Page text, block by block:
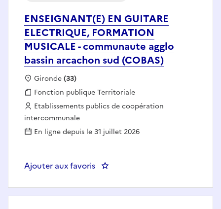
ENSEIGNANT(E) EN GUITARE
ELECTRIQUE, FORMATION
MUSICALE - communaute agglo
bassin arcachon sud (COBAS)
Localisation :
Gironde(33)
Fonction publique :
Fonction publique Territoriale
Employeur :
Etablissements publics de coopération
intercommunale
En ligne depuis le 31 juillet 2026
Ajouter aux favoris : ENSEIGNANT(E) EN